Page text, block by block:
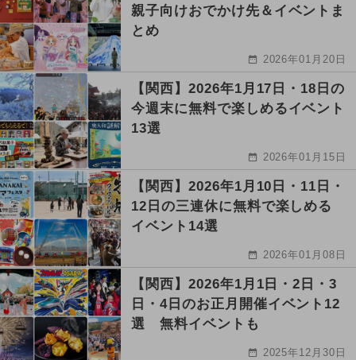
親子向けおでかけ先＆イベントま
とめ
2026年01月20日
【関西】2026年1月17日・18日の
今週末に無料で楽しめるイベント
13選
2026年01月15日
【関西】2026年1月10日・11日・
12日の三連休に無料で楽しめる
イベント14選
2026年01月08日
【関西】2026年1月1日・2日・3
日・4日のお正月開催イベント12
選 無料イベントも
2025年12月30日